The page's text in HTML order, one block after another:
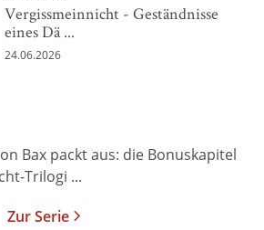
Vergissmeinnicht - Geständnisse
eines Dä ...
24.06.2026
Bax packt aus: die Bonuskapitel
Trilogi ...
Zur Serie